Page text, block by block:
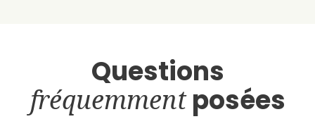
Questions
fréquemmentposées